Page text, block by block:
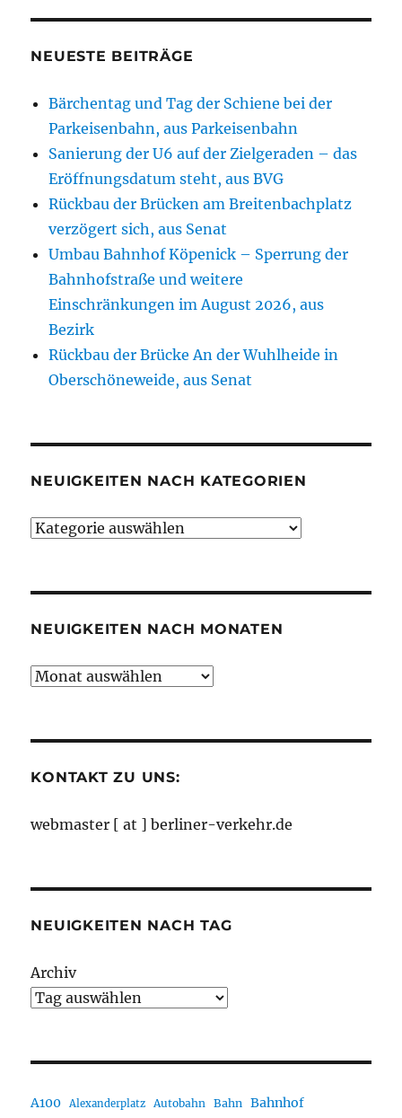
NEUESTE BEITRÄGE
Bärchentag und Tag der Schiene bei der
Parkeisenbahn, aus Parkeisenbahn
Sanierung der U6 auf der Zielgeraden – das
Eröffnungsdatum steht, aus BVG
Rückbau der Brücken am Breitenbachplatz
verzögert sich, aus Senat
Umbau Bahnhof Köpenick – Sperrung der
Bahnhofstraße und weitere
Einschränkungen im August 2026, aus
Bezirk
Rückbau der Brücke An der Wuhlheide in
Oberschöneweide, aus Senat
NEUIGKEITEN NACH KATEGORIEN
Neuigkeiten
NEUIGKEITEN NACH MONATEN
Neuigkeiten
KONTAKT ZU UNS:
webmaster [ at ] berliner-verkehr.de
NEUIGKEITEN NACH TAG
Archiv
A100 Alexanderplatz Autobahn Bahn Bahnhof